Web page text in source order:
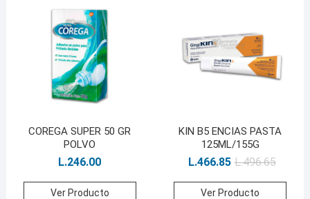
COREGA SUPER 50 GR
POLVO
L.246.00
Ver Producto
KIN B5 ENCIAS PASTA
125ML/155G
L.496.65
L.466.85
Ver Producto